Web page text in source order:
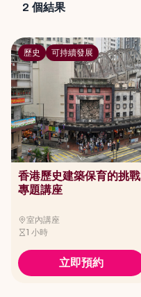
2 個結果
歷史 可持續發展
香港歷史建築保育的挑戰
專題講座
室內講座
1 小時
立即預約